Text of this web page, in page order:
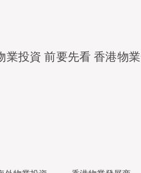
業投資 前要先看 香港物